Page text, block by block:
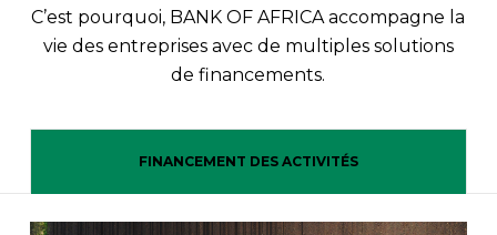
C’est pourquoi, BANK OF AFRICA accompagne la
vie des entreprises avec de multiples solutions
de financements.
FINANCEMENT DES ACTIVITÉS